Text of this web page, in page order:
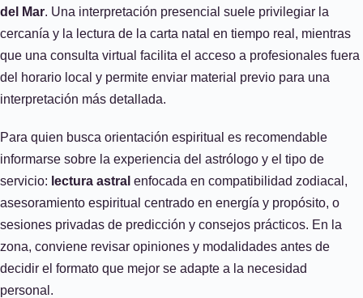
del Mar. Una interpretación presencial suele privilegiar la
cercanía y la lectura de la carta natal en tiempo real, mientras
que una consulta virtual facilita el acceso a profesionales fuera
del horario local y permite enviar material previo para una
interpretación más detallada.
Para quien busca orientación espiritual es recomendable
informarse sobre la experiencia del astrólogo y el tipo de
servicio: lectura astral enfocada en compatibilidad zodiacal,
asesoramiento espiritual centrado en energía y propósito, o
sesiones privadas de predicción y consejos prácticos. En la
zona, conviene revisar opiniones y modalidades antes de
decidir el formato que mejor se adapte a la necesidad
personal.